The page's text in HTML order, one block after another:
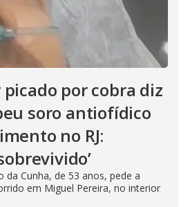
por cobra diz
soro antiofídico
no RJ:
da Cunha, de 53 anos, pede a
em Miguel Pereira, no interior